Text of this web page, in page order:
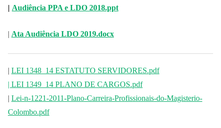
| Audiência PPA e LDO 2018.ppt
| Ata Audiência LDO 2019.docx
| LEI 1348_14 ESTATUTO SERVIDORES.pdf
| LEI 1349_14 PLANO DE CARGOS.pdf
| Lei-n-1221-2011-Plano-Carreira-Profissionais-do-Magisterio-
Colombo.pdf